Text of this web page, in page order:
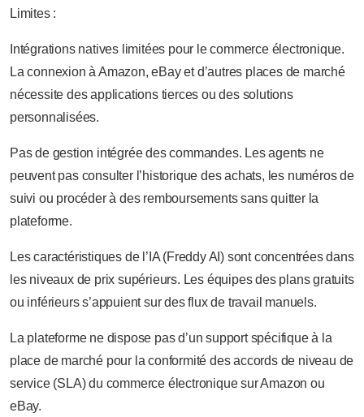
Limites :
Intégrations natives limitées pour le commerce électronique.
La connexion à Amazon, eBay et d’autres places de marché
nécessite des applications tierces ou des solutions
personnalisées.
Pas de gestion intégrée des commandes. Les agents ne
peuvent pas consulter l’historique des achats, les numéros de
suivi ou procéder à des remboursements sans quitter la
plateforme.
Les caractéristiques de l’IA (Freddy AI) sont concentrées dans
les niveaux de prix supérieurs. Les équipes des plans gratuits
ou inférieurs s’appuient sur des flux de travail manuels.
La plateforme ne dispose pas d’un support spécifique à la
place de marché pour la conformité des accords de niveau de
service (SLA) du commerce électronique sur Amazon ou
eBay.